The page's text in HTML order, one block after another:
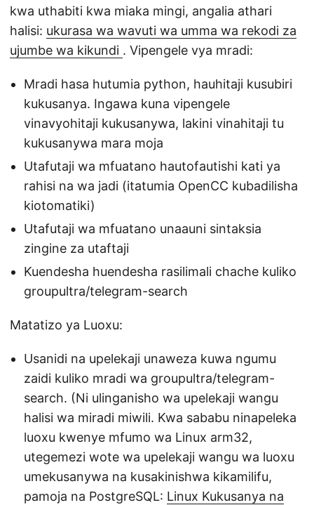
kwa uthabiti kwa miaka mingi, angalia athari
halisi: ukurasa wa wavuti wa umma wa rekodi za
ujumbe wa kikundi . Vipengele vya mradi:
Mradi hasa hutumia python, hauhitaji kusubiri
kukusanya. Ingawa kuna vipengele
vinavyohitaji kukusanywa, lakini vinahitaji tu
kukusanywa mara moja
Utafutaji wa mfuatano hautofautishi kati ya
rahisi na wa jadi (itatumia OpenCC kubadilisha
kiotomatiki)
Utafutaji wa mfuatano unaauni sintaksia
zingine za utaftaji
Kuendesha huendesha rasilimali chache kuliko
groupultra/telegram-search
Matatizo ya Luoxu:
Usanidi na upelekaji unaweza kuwa ngumu
zaidi kuliko mradi wa groupultra/telegram-
search. (Ni ulinganisho wa upelekaji wangu
halisi wa miradi miwili. Kwa sababu ninapeleka
luoxu kwenye mfumo wa Linux arm32,
utegemezi wote wa upelekaji wangu wa luoxu
umekusanywa na kusakinishwa kikamilifu,
pamoja na PostgreSQL: Linux Kukusanya na